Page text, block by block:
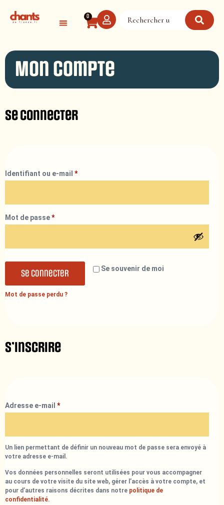
0
Mon compte
Se connecter
Identifiant ou e-mail *
Mot de passe*
Se souvenir de moi
Se connecter
Mot de passe perdu ?
S’inscrire
Adresse e-mail *
Un lien permettant de définir un nouveau mot de passe sera envoyé à
votre adresse e-mail.
Vos données personnelles seront utilisées pour vous accompagner
au cours de votre visite du site web, gérer l’accès à votre compte, et
pour d’autres raisons décrites dans notre politique de
confidentialité.